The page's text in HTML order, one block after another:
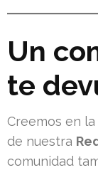
Un
te
Creemos en
de nuestra
comunidad